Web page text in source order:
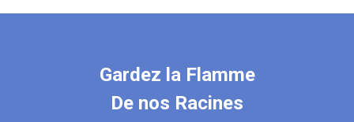
Gardez la Flamme
De nos Racines